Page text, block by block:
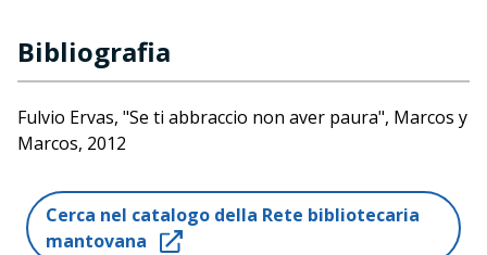
Bibliografia
Fulvio Ervas, "Se ti abbraccio non aver paura", Marcos y
Marcos, 2012
Cerca nel catalogo della Rete bibliotecaria
mantovana